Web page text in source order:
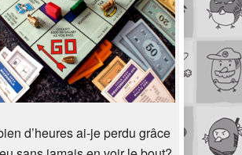
d’heures ai-je perdu grâce